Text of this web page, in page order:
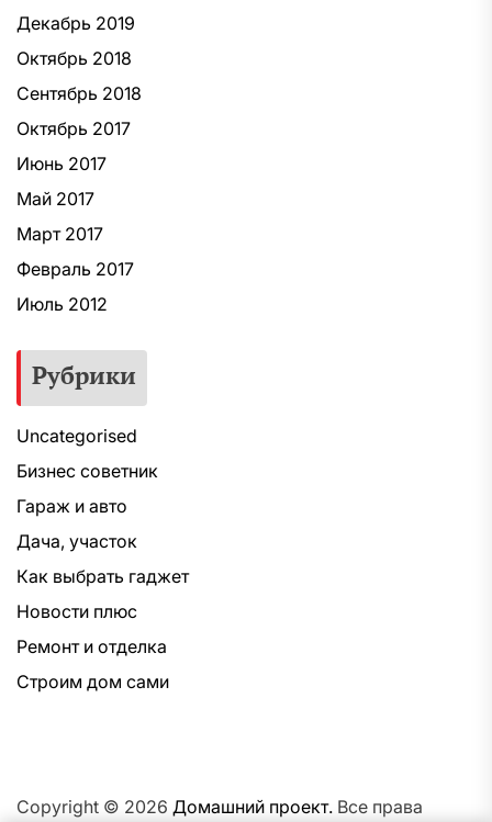
Декабрь 2019
Октябрь 2018
Сентябрь 2018
Октябрь 2017
Июнь 2017
Май 2017
Март 2017
Февраль 2017
Июль 2012
Рубрики
Uncategorised
Бизнес советник
Гараж и авто
Дача, участок
Как выбрать гаджет
Новости плюс
Ремонт и отделка
Строим дом сами
Copyright © 2026 Домашний проект. Все права